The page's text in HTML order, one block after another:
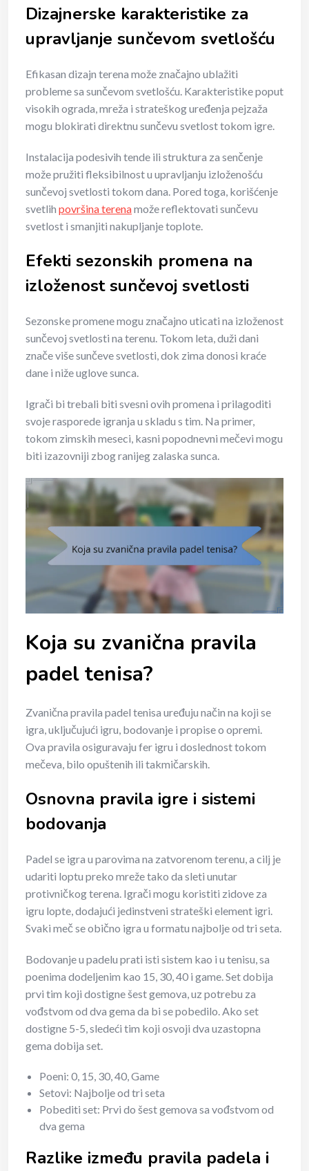
Dizajnerske karakteristike za
upravljanje sunčevom svetlošću
Efikasan dizajn terena može značajno ublažiti
probleme sa sunčevom svetlošću. Karakteristike poput
visokih ograda, mreža i strateškog uređenja pejzaža
mogu blokirati direktnu sunčevu svetlost tokom igre.
Instalacija podesivih tende ili struktura za senčenje
može pružiti fleksibilnost u upravljanju izloženošću
sunčevoj svetlosti tokom dana. Pored toga, korišćenje
svetlih površina terenamože reflektovati sunčevu
svetlost i smanjiti nakupljanje toplote.
Efekti sezonskih promena na
izloženost sunčevoj svetlosti
Sezonske promene mogu značajno uticati na izloženost
sunčevoj svetlosti na terenu. Tokom leta, duži dani
znače više sunčeve svetlosti, dok zima donosi kraće
dane i niže uglove sunca.
Igrači bi trebali biti svesni ovih promena i prilagoditi
svoje rasporede igranja u skladu s tim. Na primer,
tokom zimskih meseci, kasni popodnevni mečevi mogu
biti izazovniji zbog ranijeg zalaska sunca.
Koja su zvanična pravila
padel tenisa?
Zvanična pravila padel tenisa uređuju način na koji se
igra, uključujući igru, bodovanje i propise o opremi.
Ova pravila osiguravaju fer igru i doslednost tokom
mečeva, bilo opuštenih ili takmičarskih.
Osnovna pravila igre i sistemi
bodovanja
Padel se igra u parovima na zatvorenom terenu, a cilj je
udariti loptu preko mreže tako da sleti unutar
protivničkog terena. Igrači mogu koristiti zidove za
igru lopte, dodajući jedinstveni strateški element igri.
Svaki meč se obično igra u formatu najbolje od tri seta.
Bodovanje u padelu prati isti sistem kao i u tenisu, sa
poenima dodeljenim kao 15, 30, 40 i game. Set dobija
prvi tim koji dostigne šest gemova, uz potrebu za
vođstvom od dva gema da bi se pobedilo. Ako set
dostigne 5-5, sledeći tim koji osvoji dva uzastopna
gema dobija set.
Poeni: 0, 15, 30, 40, Game
Setovi: Najbolje od tri seta
Pobediti set: Prvi do šest gemova sa vođstvom od
dva gema
Razlike između pravila padela i